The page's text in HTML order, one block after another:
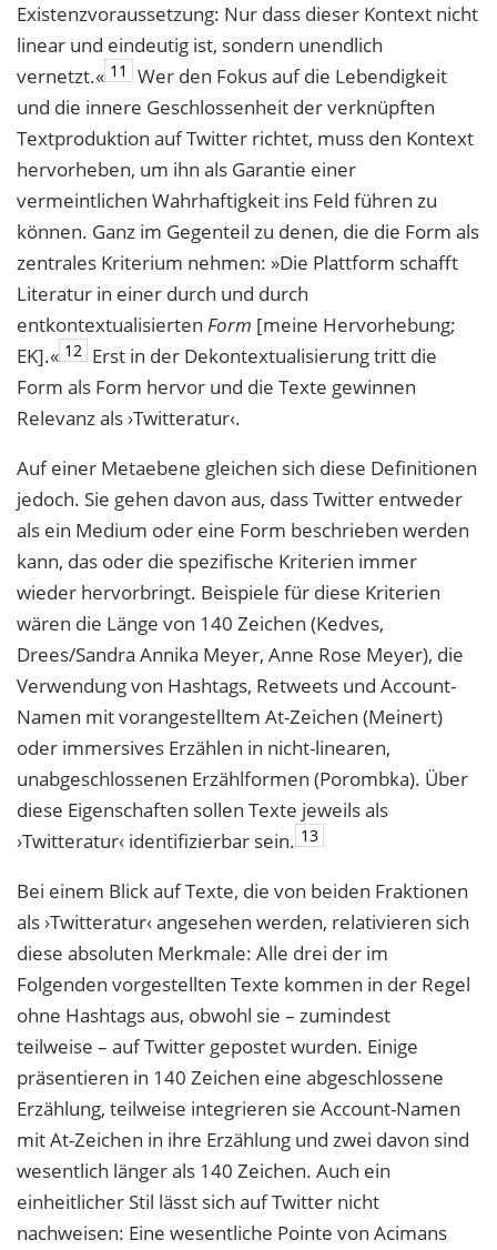
Existenzvoraussetzung: Nur dass dieser Kontext nicht
linear und eindeutig ist, sondern unendlich
vernetzt.« 11
Wer den Fokus auf die Lebendigkeit
und die innere Geschlossenheit der verknüpften
Textproduktion auf Twitter richtet, muss den Kontext
hervorheben, um ihn als Garantie einer
vermeintlichen Wahrhaftigkeit ins Feld führen zu
können. Ganz im Gegenteil zu denen, die die Form als
zentrales Kriterium nehmen: »Die Plattform schafft
Literatur in einer durch und durch
entkontextualisierten Form [meine Hervorhebung;
EK].« 12 Erst in der Dekontextualisierung tritt die
Form als Form hervor und die Texte gewinnen
Relevanz als ›Twitteratur‹.
Auf einer Metaebene gleichen sich diese Definitionen
jedoch. Sie gehen davon aus, dass Twitter entweder
als ein Medium oder eine Form beschrieben werden
kann, das oder die spezifische Kriterien immer
wieder hervorbringt. Beispiele für diese Kriterien
wären die Länge von 140 Zeichen (Kedves,
Drees/Sandra Annika Meyer, Anne Rose Meyer), die
Verwendung von Hashtags, Retweets und Account-
Namen mit vorangestelltem At-Zeichen (Meinert)
oder immersives Erzählen in nicht-linearen,
unabgeschlossenen Erzählformen (Porombka). Über
diese Eigenschaften sollen Texte jeweils als
›Twitteratur‹ identifizierbar sein. 13
Bei einem Blick auf Texte, die von beiden Fraktionen
als ›Twitteratur‹ angesehen werden, relativieren sich
diese absoluten Merkmale: Alle drei der im
Folgenden vorgestellten Texte kommen in der Regel
ohne Hashtags aus, obwohl sie – zumindest
teilweise – auf Twitter gepostet wurden. Einige
präsentieren in 140 Zeichen eine abgeschlossene
Erzählung, teilweise integrieren sie Account-Namen
mit At-Zeichen in ihre Erzählung und zwei davon sind
wesentlich länger als 140 Zeichen. Auch ein
einheitlicher Stil lässt sich auf Twitter nicht
nachweisen: Eine wesentliche Pointe von Acimans